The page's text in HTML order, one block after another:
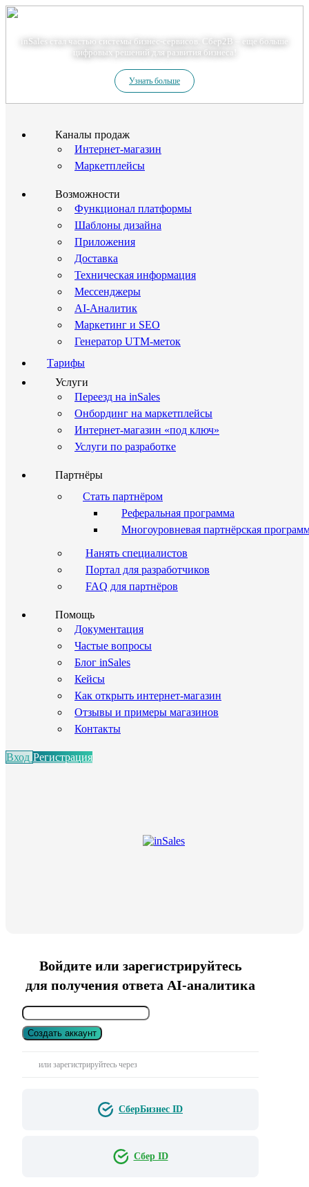
inSales стал частью системы бизнес-сервисов. Сбер2В – еще больше
цифровых решений для развития бизнеса!
Узнать больше
Каналы продаж
Интернет-магазин
Маркетплейсы
Возможности
Функционал платформы
Шаблоны дизайна
Приложения
Доставка
Техническая информация
Мессенджеры
AI-Аналитик
Маркетинг и SEO
Генератор UTM-меток
Тарифы
Услуги
Переезд на inSales
Онбординг на маркетплейсы
Интернет-магазин «под ключ»
Услуги по разработке
Партнёры
Стать партнёром
Реферальная программа
Многоуровневая партнёрская
Нанять специалистов
Портал для разработчиков
FAQ для партнёров
Помощь
Документация
Частые вопросы
Блог inSales
Кейсы
Как открыть интернет-магазин
Отзывы и примеры магазинов
Контакты
Вход Регистрация
Войдите или зарегистрируйтесь
для получения ответа AI-аналитика
Создать аккаунт
или зарегистрируйтесь через
СберБизнес ID
Сбер ID